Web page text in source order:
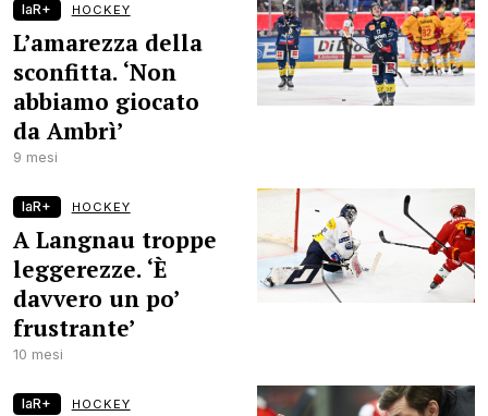
laR+ HOCKEY
L’amarezza della
sconfitta. ‘Non
abbiamo giocato
da Ambrì’
9 mesi
laR+ HOCKEY
A Langnau troppe
leggerezze. ‘È
davvero un po’
frustrante’
10 mesi
laR+ HOCKEY